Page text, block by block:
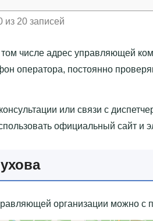
из 20 записей
том числе адрес управляющей
оператора, постоянно
или связи с
официальный сайт и
организации можно с